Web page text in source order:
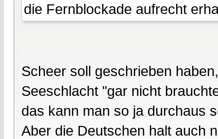
die Fernblockade aufrecht
Scheer soll geschrieben
Seeschlacht "gar nicht
das kann man so ja durchaus
Aber die Deutschen halt auch